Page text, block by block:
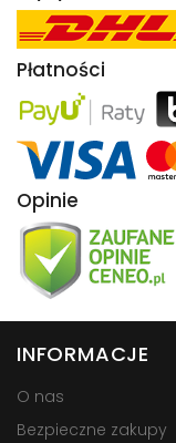
Płatności
Opinie
INFORMACJE
O nas
Bezpieczne zakupy